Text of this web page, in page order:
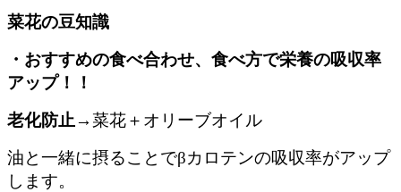
菜花の豆知識
・おすすめの食べ合わせ、食べ方で栄養の吸収率
アップ！！
老化防止→菜花＋オリーブオイル
油と一緒に摂ることでβカロテンの吸収率がアップ
します。